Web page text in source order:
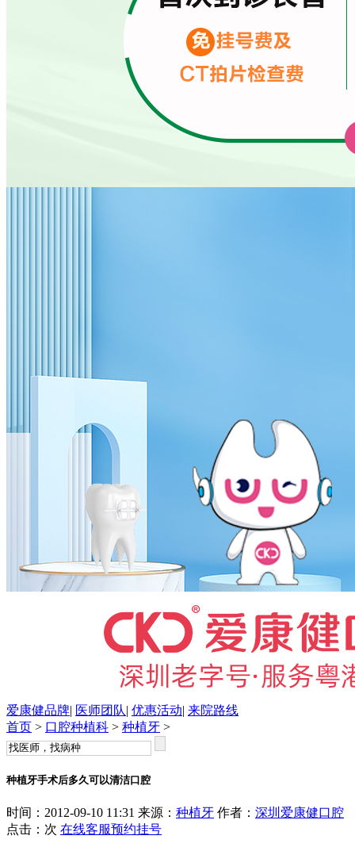
爱康健品牌| 医师团队| 优惠活动| 来院路线
首页 > 口腔种植科 > 种植牙 >
种植牙手术后多久可以清洁口腔
时间：2012-09-10 11:31 来源： 种植牙 作者： 深圳爱康健口腔
点击： 次 在线客服预约挂号